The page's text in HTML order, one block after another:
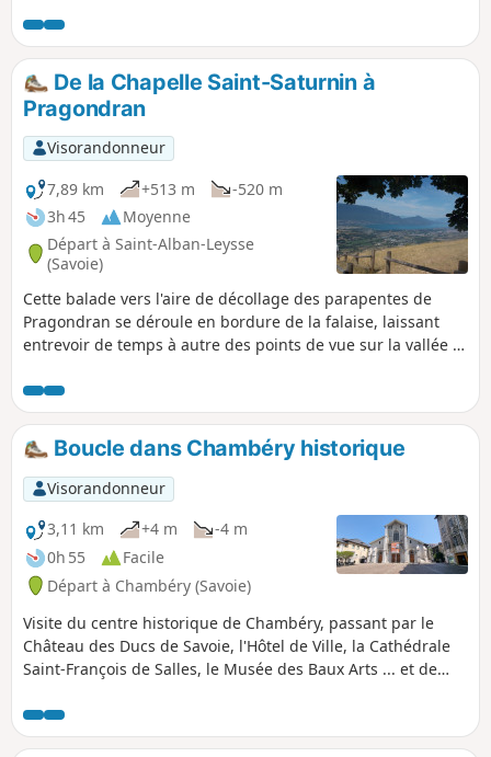
la Grande Montagne qui n'a rien à voir avec la haute
montagne, elle révèle toutefois des panoramas sur des
massifs lointains. La première partie s'appuie sur le GR®96.
De la Chapelle Saint-Saturnin à
Pragondran
Visorandonneur
7,89 km
+513 m
-520 m
3h 45
Moyenne
Départ à Saint-Alban-Leysse
(Savoie)
Cette balade vers l'aire de décollage des parapentes de
Pragondran se déroule en bordure de la falaise, laissant
entrevoir de temps à autre des points de vue sur la vallée et
Boucle dans Chambéry historique
Visorandonneur
3,11 km
+4 m
-4 m
0h 55
Facile
Départ à Chambéry (Savoie)
Visite du centre historique de Chambéry, passant par le
Château des Ducs de Savoie, l'Hôtel de Ville, la Cathédrale
Saint-François de Salles, le Musée des Baux Arts ... et de